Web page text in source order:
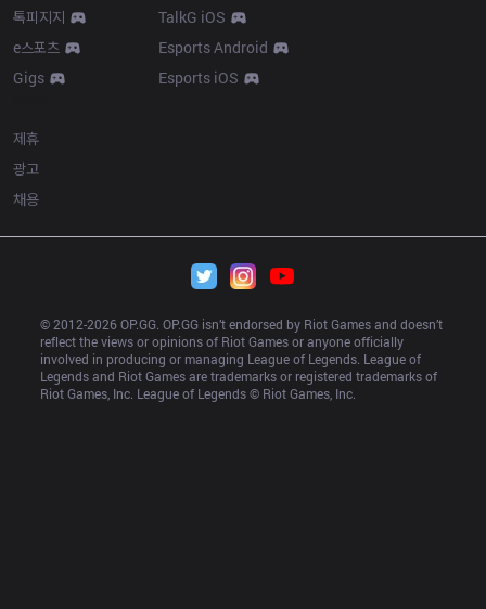
톡피지지
e스포츠
Gigs
TalkG iOS
Esports Android
Esports iOS
제휴
광고
채용
© 2012-2026 OP.GG. OP.GG isn’t endorsed by Riot Games and doesn’t
reflect the views or opinions of Riot Games or anyone officially
involved in producing or managing League of Legends. League of
Legends and Riot Games are trademarks or registered trademarks of
Riot Games, Inc. League of Legends © Riot Games, Inc.